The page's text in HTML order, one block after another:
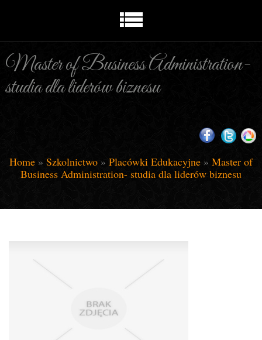
Master of Business Administration-
studia dla liderów biznesu
Home » Szkolnictwo » Placówki Edukacyjne » Master of
Business Administration- studia dla liderów biznesu